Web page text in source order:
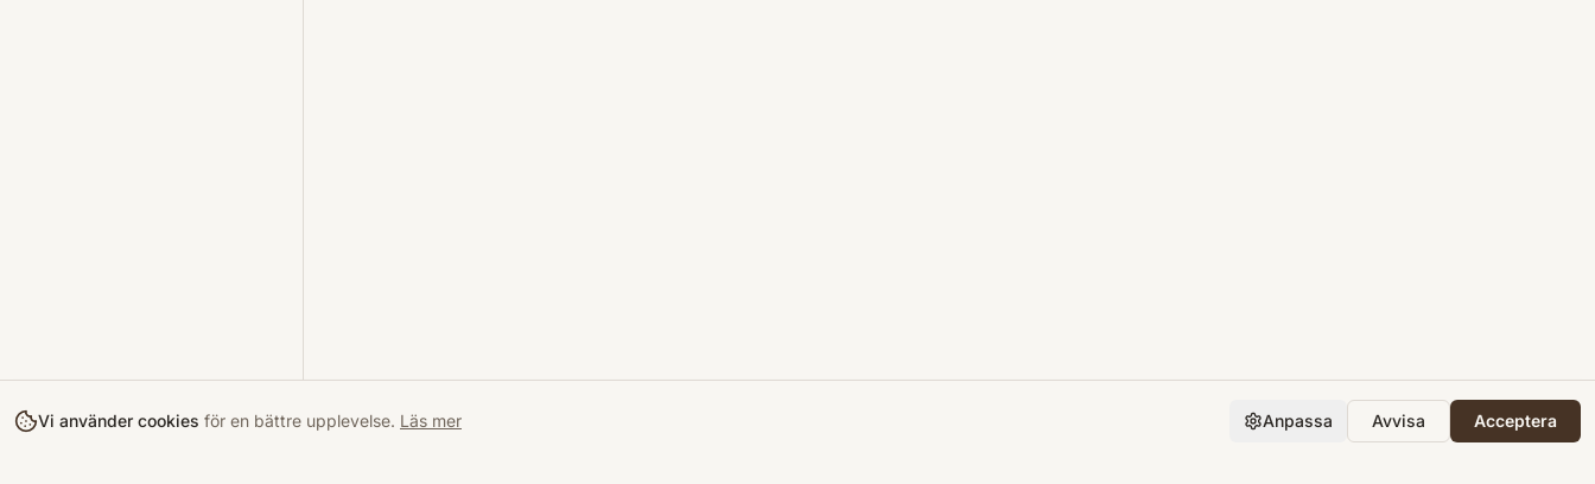
Vi använder cookies för en bättre upplevelse. Läs mer Anpassa Avvisa Acceptera